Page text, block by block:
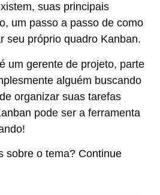
suas principais
um passo a passo de como
seu próprio quadro Kanban.
um gerente de projeto, parte
alguém buscando
organizar suas tarefas
pode ser a ferramenta
sobre o tema? Continue